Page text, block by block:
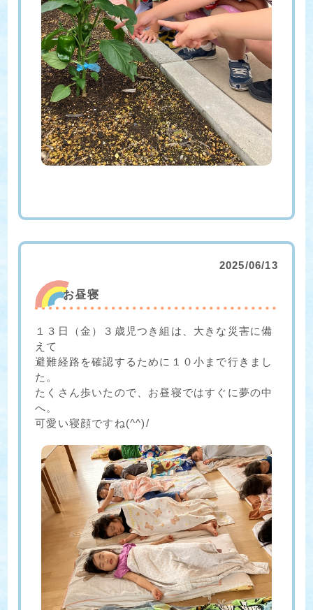
2025/06/13
お昼寝
１３日（金）３歳児つき組は、大きな災害に備
えて
避難経路を確認するために１０小まで行きまし
た。
たくさん歩いたので、お昼寝ではすぐに夢の中
へ。
可愛い寝顔ですね(^^)/